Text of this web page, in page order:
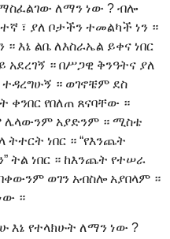
ለማን ነው ? ብሎ
፣ ያለ ቦታችን ተመልካች ነን ።
እኔ ልቤ ለእስራኤል ይቀና ነበር
አደረገኝ ። በሥጋዊ ቅንዓትና ያለ
። ወገኖቼም ደስ
የበለጠ ጸናባቸው ።
ሌላውንም አያድንም ። ሚስቴ
ነበር ። “የእንጨት
ትል ነበር ። ከእንጨት የተሠራ
ወገን አብስሎ አያበላም ።
።
እኔ የተላክሁት ለማን ነው ?